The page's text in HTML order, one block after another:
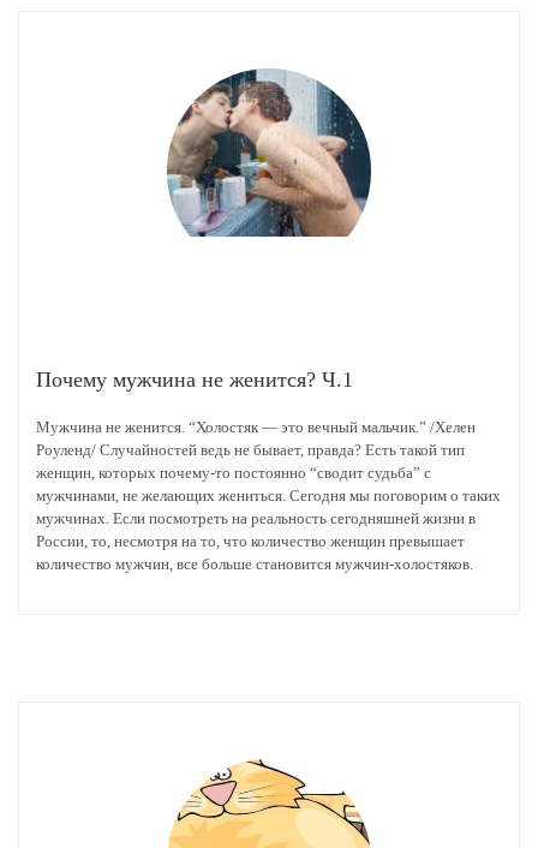
Почему мужчина не женится? Ч.1
Мужчина не женится. “Холостяк — это вечный мальчик.” /Хелен
Роуленд/ Случайностей ведь не бывает, правда? Есть такой тип
женщин, которых почему-то постоянно “сводит судьба” с
мужчинами, не желающих жениться. Сегодня мы поговорим о таких
мужчинах. Если посмотреть на реальность сегодняшней жизни в
России, то, несмотря на то, что количество женщин превышает
количество мужчин, все больше становится мужчин-холостяков.